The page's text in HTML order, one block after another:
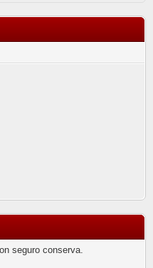
seguro conserva.